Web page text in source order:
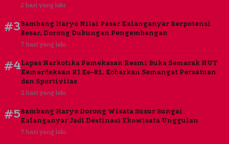
2 hari yang lalu
#3Bambang Haryo Nilai Pasar Kalanganyar Berpotensi
Besar, Dorong Dukungan Pengembangan
7 hari yang lalu
#4Lapas Narkotika Pamekasan Resmi Buka Semarak HUT
Kemerdekaan RI Ke-81, Kobarkan Semangat Persatuan
dan Sportivitas
2 hari yang lalu
#5Bambang Haryo Dorong Wisata Susur Sungai
Kalanganyar Jadi Destinasi Ekowisata Unggulan
7 hari yang lalu